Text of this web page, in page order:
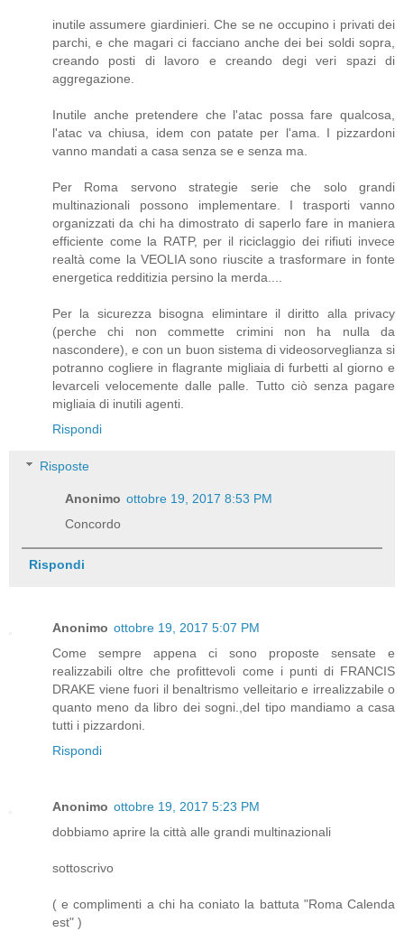
inutile assumere giardinieri. Che se ne occupino i privati dei
parchi, e che magari ci facciano anche dei bei soldi sopra,
creando posti di lavoro e creando degi veri spazi di
aggregazione.
Inutile anche pretendere che l'atac possa fare qualcosa,
l'atac va chiusa, idem con patate per l'ama. I pizzardoni
vanno mandati a casa senza se e senza ma.
Per Roma servono strategie serie che solo grandi
multinazionali possono implementare. I trasporti vanno
organizzati da chi ha dimostrato di saperlo fare in maniera
efficiente come la RATP, per il riciclaggio dei rifiuti invece
realtà come la VEOLIA sono riuscite a trasformare in fonte
energetica redditizia persino la merda....
Per la sicurezza bisogna elimintare il diritto alla privacy
(perche chi non commette crimini non ha nulla da
nascondere), e con un buon sistema di videosorveglianza si
potranno cogliere in flagrante migliaia di furbetti al giorno e
levarceli velocemente dalle palle. Tutto ciò senza pagare
migliaia di inutili agenti.
Rispondi
Risposte
Anonimo ottobre 19, 2017 8:53 PM
Concordo
Rispondi
Anonimo ottobre 19, 2017 5:07 PM
Come sempre appena ci sono proposte sensate e
realizzabili oltre che profittevoli come i punti di FRANCIS
DRAKE viene fuori il benaltrismo velleitario e irrealizzabile o
quanto meno da libro dei sogni.,del tipo mandiamo a casa
tutti i pizzardoni.
Rispondi
Anonimo ottobre 19, 2017 5:23 PM
dobbiamo aprire la città alle grandi multinazionali
sottoscrivo
( e complimenti a chi ha coniato la battuta "Roma Calenda
est" )